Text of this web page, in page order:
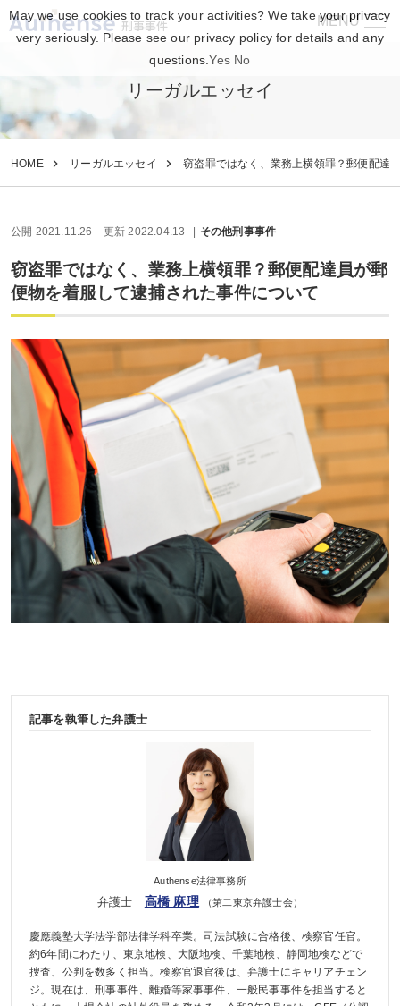
MENU
刑事事件
リーガルエッセイ
HOME リーガルエッセイ 窃盗罪ではなく、業務上横領罪？郵便配達
公開 2021.11.26 更新 2022.04.13 その他刑事事件
窃盗罪ではなく、業務上横領罪？郵便配達員が郵
便物を着服して逮捕された事件について
記事を執筆した弁護士
Authense法律事務所
弁護士 高橋 麻理 （第二東京弁護士会）
慶應義塾大学法学部法律学科卒業。司法試験に合格後、検察官任官。
約6年間にわたり、東京地検、大阪地検、千葉地検、静岡地検などで
捜査、公判を数多く担当。検察官退官後は、弁護士にキャリアチェン
ジ。現在は、刑事事件、離婚等家事事件、一般民事事件を担当すると
May we use cookies to track your activities? We take your privacy
very seriously. Please see our privacy policy for details and any
questions.Yes No